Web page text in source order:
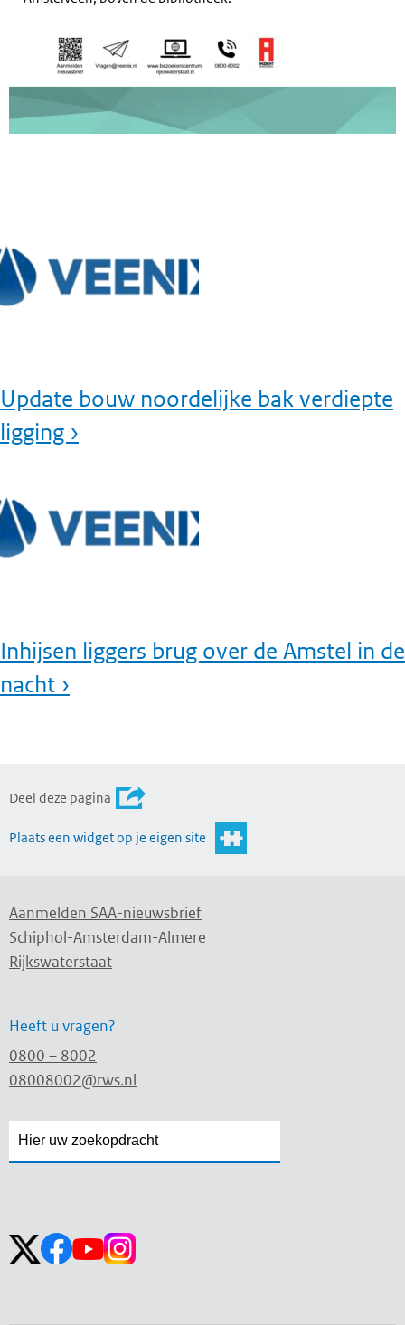
Update bouw noordelijke bak verdiepte
ligging ›
Inhijsen liggers brug over de Amstel in de
nacht ›
Deel deze pagina
Plaats een widget op je eigen site
Aanmelden SAA-nieuwsbrief
Schiphol-Amsterdam-Almere
Rijkswaterstaat
Heeft u vragen?
0800 – 8002
08008002@rws.nl